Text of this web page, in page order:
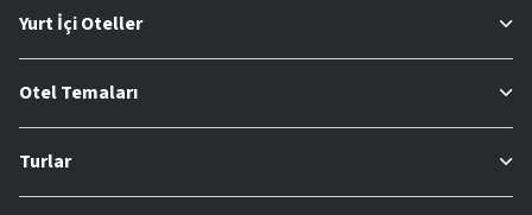
Yurt İçi Oteller
Otel Temaları
Turlar